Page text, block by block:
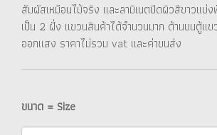
สัมผัสเหมือนไม้จริง และลามิเนตปิดผิวสีขาวแบ่ง
เป็น 2 ฝั่ง แขวนสินค้าได้จำนวนมาก ด้านบนตู้แ
ออกแสง ราคาไม่รวม vat และค่าขนส่ง
ขนาด = Size